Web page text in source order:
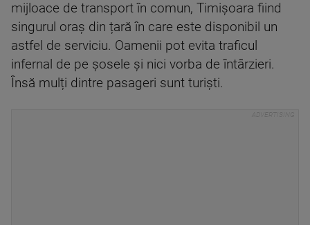
mijloace de transport în comun, Timișoara fiind
singurul oraș din țară în care este disponibil un
astfel de serviciu. Oamenii pot evita traficul
infernal de pe șosele și nici vorba de întârzieri.
Însă mulți dintre pasageri sunt turiști.